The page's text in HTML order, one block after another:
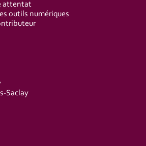
attentat
outils numériques
Saclay